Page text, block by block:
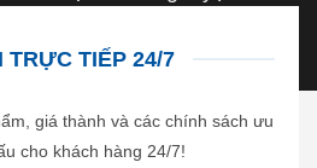
TRỰC TIẾP 24/7
giá thành và các chính sách ưu
cho khách hàng 24/7!